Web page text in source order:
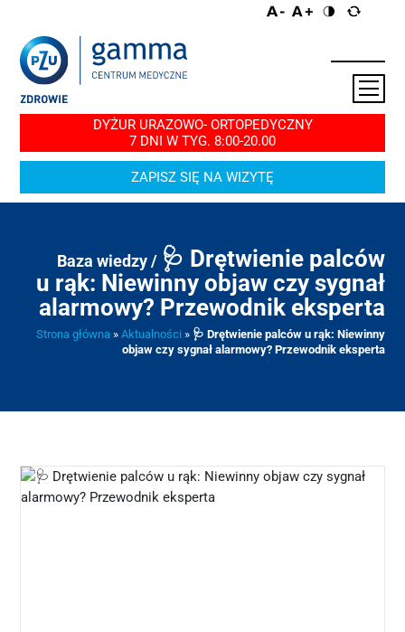
DYŻUR URAZOWO- ORTOPEDYCZNY
7 DNI W TYG. 8:00-20.00
ZAPISZ SIĘ NA WIZYTĘ
Baza wiedzy / 🩺 Drętwienie palców
u rąk: Niewinny objaw czy sygnał
alarmowy? Przewodnik eksperta
Strona główna » Aktualności » 🩺 Drętwienie palców u rąk: Niewinny
objaw czy sygnał alarmowy? Przewodnik eksperta